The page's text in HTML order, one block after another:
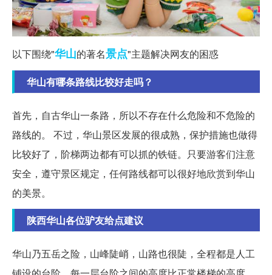
以下围绕"华山的著名景点"主题解决网友的困惑
华山有哪条路线比较好走吗？
首先，自古华山一条路，所以不存在什么危险和不危险的
路线的。 不过，华山景区发展的很成熟，保护措施也做得
比较好了，阶梯两边都有可以抓的铁链。只要游客们注意
安全，遵守景区规定，任何路线都可以很好地欣赏到华山
的美景。
陕西华山各位驴友给点建议
华山乃五岳之险，山峰陡峭，山路也很陡，全程都是人工